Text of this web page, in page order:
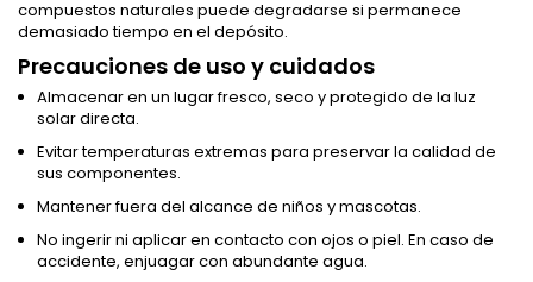
compuestos naturales puede degradarse si permanece
demasiado tiempo en el depósito.
Precauciones de uso y cuidados
Almacenar en un lugar fresco, seco y protegido de la luz
solar directa.
Evitar temperaturas extremas para preservar la calidad de
sus componentes.
Mantener fuera del alcance de niños y mascotas.
No ingerir ni aplicar en contacto con ojos o piel. En caso de
accidente, enjuagar con abundante agua.